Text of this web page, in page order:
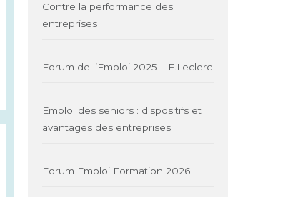
Contre la performance des
entreprises
Forum de l’Emploi 2025 – E.Leclerc
Emploi des seniors : dispositifs et
avantages des entreprises
Forum Emploi Formation 2026